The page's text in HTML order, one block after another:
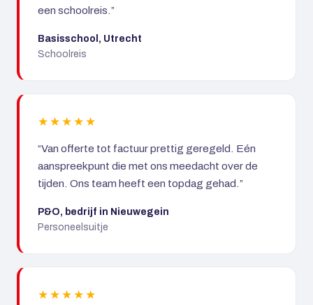
een schoolreis.”
Basisschool, Utrecht
Schoolreis
★★★★★
“Van offerte tot factuur prettig geregeld. Eén
aanspreekpunt die met ons meedacht over de
tijden. Ons team heeft een topdag gehad.”
P&O, bedrijf in Nieuwegein
Personeelsuitje
★★★★★